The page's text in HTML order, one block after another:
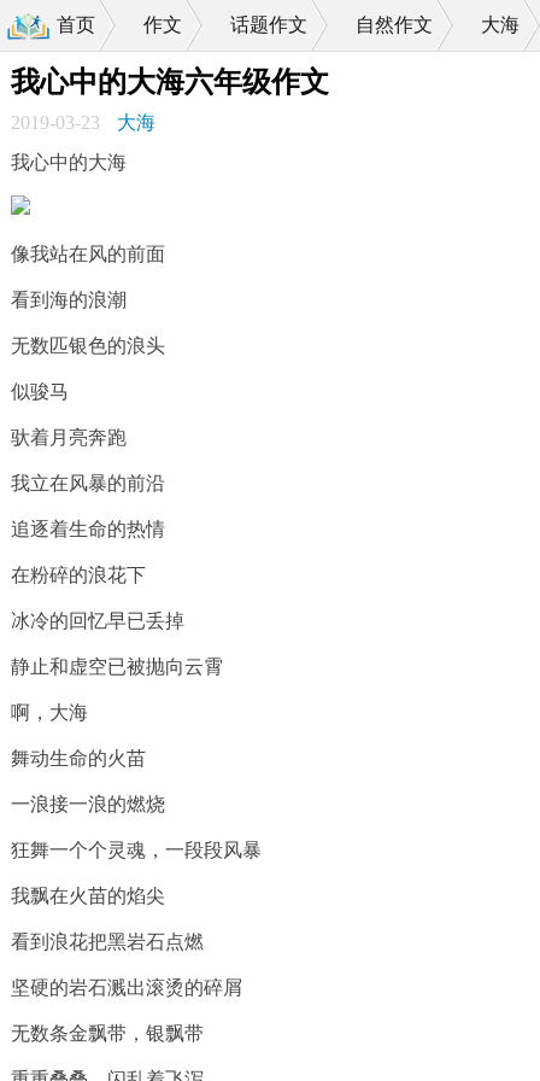
首页
作文
话题作文
自然作文
大海
我心中的大海六年级作文
2019-03-23
大海
我心中的大海
像我站在风的前面
看到海的浪潮
无数匹银色的浪头
似骏马
驮着月亮奔跑
我立在风暴的前沿
追逐着生命的热情
在粉碎的浪花下
冰冷的回忆早已丢掉
静止和虚空已被抛向云霄
啊，大海
舞动生命的火苗
一浪接一浪的燃烧
狂舞一个个灵魂，一段段风暴
我飘在火苗的焰尖
看到浪花把黑岩石点燃
坚硬的岩石溅出滚烫的碎屑
无数条金飘带，银飘带